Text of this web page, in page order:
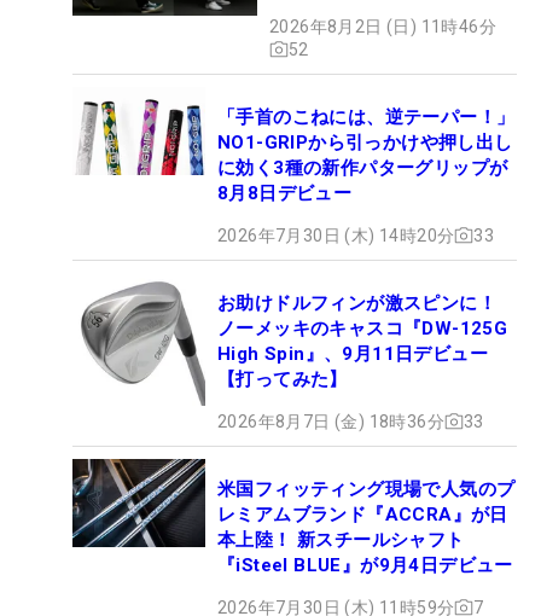
2026年8月2日 (日) 11時46分
52
「手首のこねには、逆テーパー！」
NO1-GRIPから引っかけや押し出し
に効く3種の新作パターグリップが
8月8日デビュー
2026年7月30日 (木) 14時20分 33
お助けドルフィンが激スピンに！
ノーメッキのキャスコ『DW-125G
High Spin』、9月11日デビュー
【打ってみた】
2026年8月7日 (金) 18時36分 33
米国フィッティング現場で人気のプ
レミアムブランド『ACCRA』が日
本上陸！ 新スチールシャフト
『iSteel BLUE』が9月4日デビュー
2026年7月30日 (木) 11時59分 7